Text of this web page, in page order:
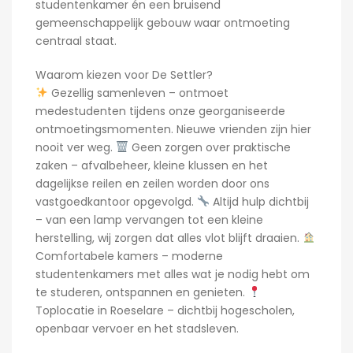
studentenkamer én een bruisend
gemeenschappelijk gebouw waar ontmoeting
centraal staat.
Waarom kiezen voor De Settler?
Gezellig samenleven – ontmoet
medestudenten tijdens onze georganiseerde
ontmoetingsmomenten. Nieuwe vrienden zijn hier
nooit ver weg.
Geen zorgen over praktische
zaken – afvalbeheer, kleine klussen en het
dagelijkse reilen en zeilen worden door ons
vastgoedkantoor opgevolgd.
Altijd hulp dichtbij
– van een lamp vervangen tot een kleine
herstelling, wij zorgen dat alles vlot blijft draaien.
Comfortabele kamers – moderne
studentenkamers met alles wat je nodig hebt om
te studeren, ontspannen en genieten.
Toplocatie in Roeselare – dichtbij hogescholen,
openbaar vervoer en het stadsleven.